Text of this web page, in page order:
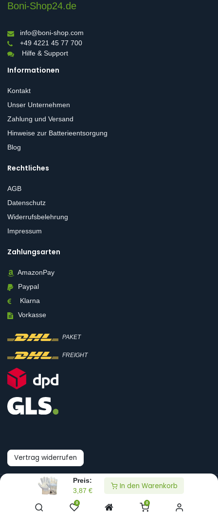
Preis:
3,87 €
In den Warenkorb
0 0
Boni-Shop24.de
info@boni-shop.com
+49 4221 45 77 700
Hilfe & Support
Informationen
Kontakt
Unser Unternehmen
Zahlung und Versand
Hinweise zur Batterieentsorgung
Blog
Rechtliches
AGB
Datenschutz
Widerrufsbelehrung
Impressum
Zahlungsarten
AmazonPay
Paypal
Klarna
Vorkasse
PAKET
FREIGHT
Vertrag widerrufen
© Boni-Shop GmbH
Datenpräferenzen